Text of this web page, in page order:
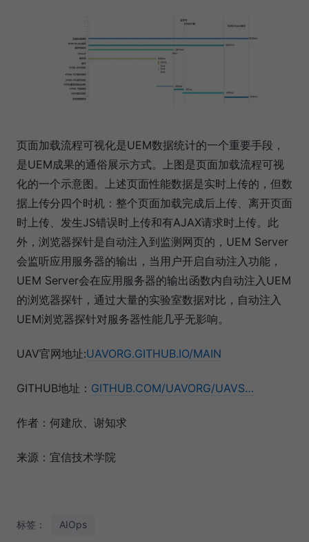
页面加载流程可视化是UEM数据统计的一个重要手段，
是UEM成果的通俗展示方式。上图是页面加载流程可视
化的一个示意图。上述页面性能数据是实时上传的，但数
据上传分四个时机：整个页面加载完成后上传、离开页面
时上传、发生JS错误时上传和有AJAX请求时上传。此
外，浏览器探针是自动注入到监测网页的，UEM Server
会监听应用服务器的输出，当用户开启自动注入功能，
UEM Server会在应用服务器的输出函数内自动注入UEM
的浏览器探针，通过大量的实验室数据对比，自动注入
UEM浏览器探针对服务器性能几乎无影响。
UAV官网地址:UAVORG.GITHUB.IO/MAIN
GITHUB地址： GITHUB.COM/UAVORG/UAVS…
作者：何建欣、谢知求
来源：宜信技术学院
标签： AIOps